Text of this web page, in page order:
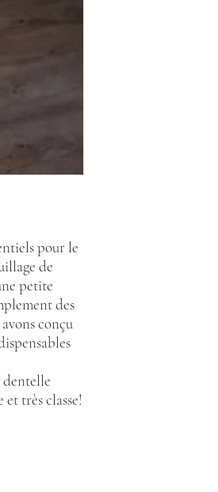
pour le
de
petite
des
conçu
dentelle
très classe!